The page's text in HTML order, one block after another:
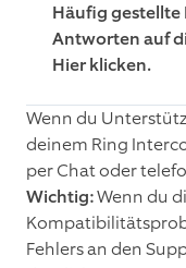
Häufig gestellte
Antworten auf
Hier klicken.
Woher weiß
meiner
Um
kompatibel ist,
Wenn du
deinem Ring
per Chat oder
Wichtig:Wenn du
Fehlers an den